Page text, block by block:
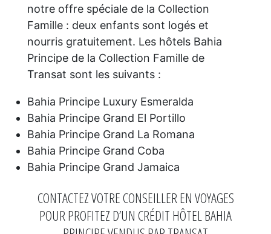
notre offre spéciale de la Collection
Famille : deux enfants sont logés et
nourris gratuitement. Les hôtels Bahia
Principe de la Collection Famille de
Transat sont les suivants :
Bahia Principe Luxury Esmeralda
Bahia Principe Grand El Portillo
Bahia Principe Grand La Romana
Bahia Principe Grand Coba
Bahia Principe Grand Jamaica
CONTACTEZ VOTRE CONSEILLER EN VOYAGES
POUR PROFITEZ D’UN CRÉDIT HÔTEL BAHIA